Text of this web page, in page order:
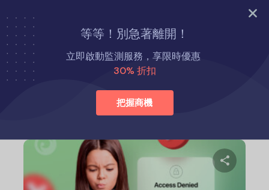
立即試用
等等！別急著離開！
立即啟動監測服務，享限時優惠
30% 折扣
把握商機
首頁 育兒小貼士
育兒小貼士